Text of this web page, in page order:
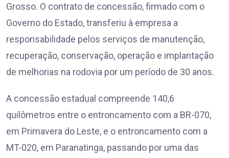
Grosso. O contrato de concessão, firmado com o
Governo do Estado, transferiu à empresa a
responsabilidade pelos serviços de manutenção,
recuperação, conservação, operação e implantação
de melhorias na rodovia por um período de 30 anos.
A concessão estadual compreende 140,6
quilômetros entre o entroncamento com a BR-070,
em Primavera do Leste, e o entroncamento com a
MT-020, em Paranatinga, passando por uma das